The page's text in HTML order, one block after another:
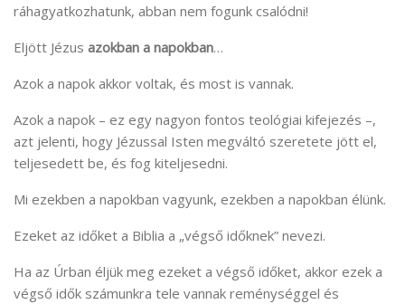
ráhagyatkozhatunk, abban nem fogunk csalódni!
Eljött Jézus azokban a napokban…
Azok a napok akkor voltak, és most is vannak.
Azok a napok – ez egy nagyon fontos teológiai kifejezés –,
azt jelenti, hogy Jézussal Isten megváltó szeretete jött el,
teljesedett be, és fog kiteljesedni.
Mi ezekben a napokban vagyunk, ezekben a napokban élünk.
Ezeket az időket a Biblia a „végső időknek” nevezi.
Ha az Úrban éljük meg ezeket a végső időket, akkor ezek a
végső idők számunkra tele vannak reménységgel és